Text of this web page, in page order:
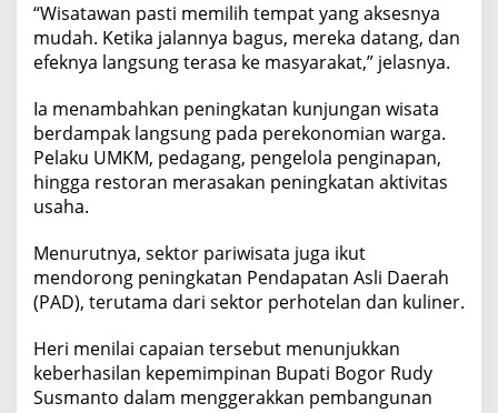
“Wisatawan pasti memilih tempat yang aksesnya
mudah. Ketika jalannya bagus, mereka datang, dan
efeknya langsung terasa ke masyarakat,” jelasnya.
Ia menambahkan peningkatan kunjungan wisata
berdampak langsung pada perekonomian warga.
Pelaku UMKM, pedagang, pengelola penginapan,
hingga restoran merasakan peningkatan aktivitas
usaha.
Menurutnya, sektor pariwisata juga ikut
mendorong peningkatan Pendapatan Asli Daerah
(PAD), terutama dari sektor perhotelan dan kuliner.
Heri menilai capaian tersebut menunjukkan
keberhasilan kepemimpinan Bupati Bogor Rudy
Susmanto dalam menggerakkan pembangunan